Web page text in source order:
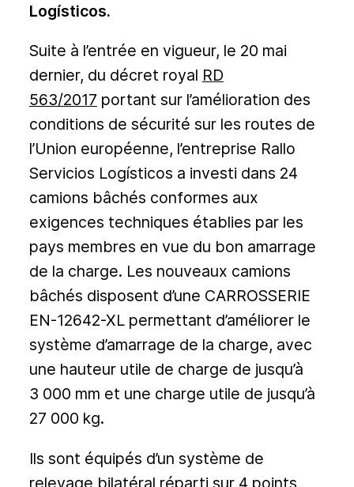
Logísticos.
Suite à l’entrée en vigueur, le 20 mai
dernier, du décret royal RD
563/2017 portant sur l’amélioration des
conditions de sécurité sur les routes de
l’Union européenne, l’entreprise Rallo
Servicios Logísticos a investi dans 24
camions bâchés conformes aux
exigences techniques établies par les
pays membres en vue du bon amarrage
de la charge. Les nouveaux camions
bâchés disposent d’une CARROSSERIE
EN-12642-XL permettant d’améliorer le
système d’amarrage de la charge, avec
une hauteur utile de charge de jusqu’à
3 000 mm et une charge utile de jusqu’à
27 000 kg.
Ils sont équipés d’un système de
relevage bilatéral réparti sur 4 points,